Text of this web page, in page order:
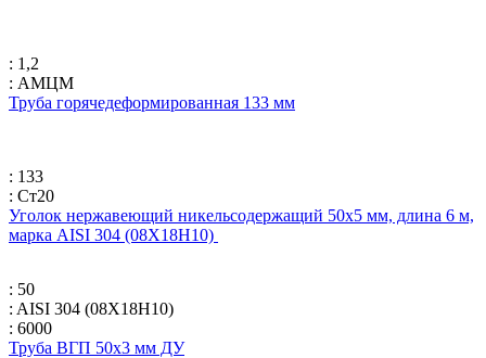
: 1,2
: АМЦМ
Труба горячедеформированная 133 мм
: 133
: Ст20
Уголок нержавеющий никельсодержащий 50х5 мм, длина 6 м,
марка AISI 304 (08Х18Н10)
: 50
: AISI 304 (08Х18Н10)
: 6000
Труба ВГП 50х3 мм ДУ